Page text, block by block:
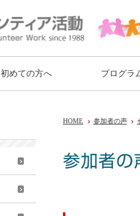
初めての方へ プログラ
HOME 参加者の声
参加者の